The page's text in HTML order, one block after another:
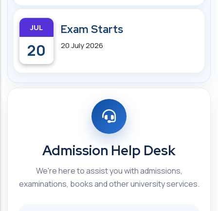
JUL
20
Exam Starts
20 July 2026
Admission Help Desk
We're here to assist you with admissions,
examinations, books and other university services.